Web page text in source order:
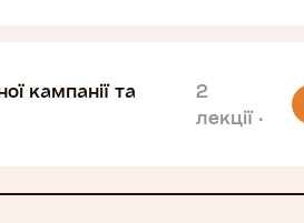
кампанії та
2
лекції·